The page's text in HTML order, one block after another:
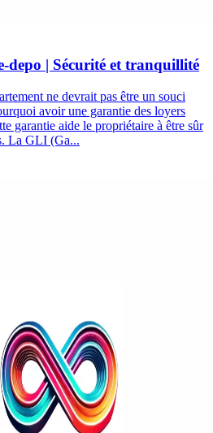
depo | Sécurité et tranquillité
ne devrait pas être un souci
avoir une garantie des loyers
garantie aide le propriétaire à être sûr
La GLI (Ga...